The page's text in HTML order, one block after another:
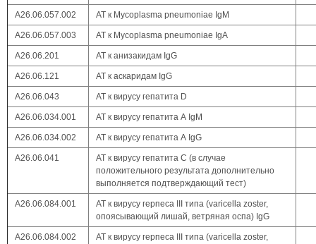
А26.06.057.002 АТ к Mycoplasma pneumoniae IgM
А26.06.057.003 АТ к Mycoplasma pneumoniae IgА
A26.06.201 АТ к анизакидам IgG
А26.06.121 АТ к аскаридам IgG
А26.06.043 АТ к вирусу гепатита D
А26.06.034.001 АТ к вирусу гепатита А IgM
А26.06.034.002 АТ к вирусу гепатита А IgG
А26.06.041
АТ к вирусу гепатита С (в случае
положительного результата дополнительно
выполняется подтверждающий тест)
А26.06.084.001
АТ к вирусу герпеса III типа (varicella zoster,
опоясывающий лишай, ветряная оспа) IgG
А26.06.084.002
АТ к вирусу герпеса III типа (varicella zoster,